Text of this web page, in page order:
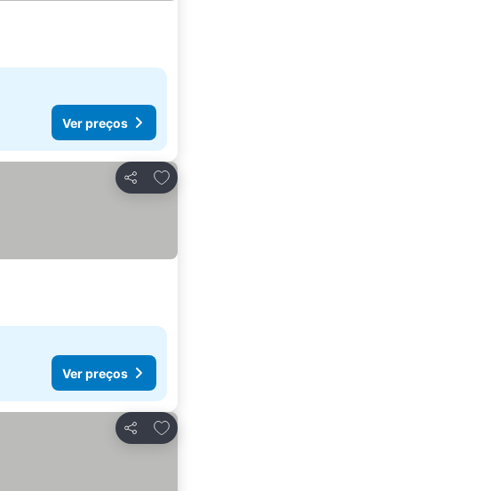
Ver preços
Partilhar
Adicionar aos favoritos
Ver preços
Partilhar
Adicionar aos favoritos